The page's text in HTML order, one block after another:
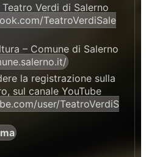
Verdi di Salerno
TeatroVerdiSale
– Comune di Salerno
la registrazione sulla
sul canale YouTube
user/TeatroVerdiS